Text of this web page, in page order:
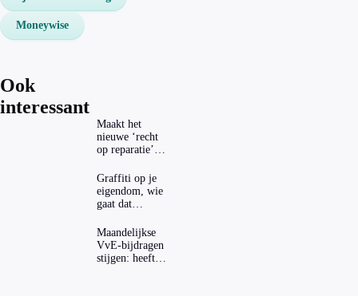
Moneywise
Ook
interessant
Maakt het
nieuwe ‘recht
op reparatie’
echt
aantrekkelijker?
Graffiti op je
eigendom, wie
gaat dat
Maandelijkse
VvE-bijdragen
stijgen: heeft